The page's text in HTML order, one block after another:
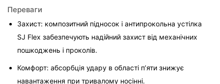
Переваги
Захист: композитний підносок і антипрокольна устілка
SJ Flex забезпечують надійний захист від механічних
пошкоджень і проколів.
Комфорт: абсорбція удару в області п’яти знижує
навантаження при тривалому носінні.